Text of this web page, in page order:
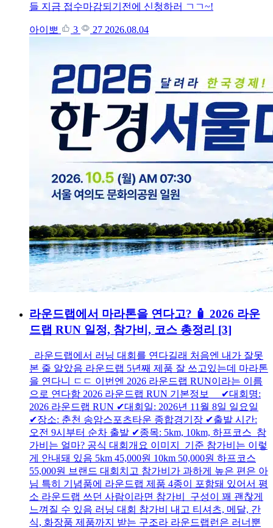
들 지금 접수마감되기전에 신청하러 ㄱㄱ~!
아이뽀 3 27 2026.08.04
라운드랩에서 마라톤을 연다고? 🧴 2026 라운
드랩 RUN 일정, 참가비, 코스 총정리 [3]
라운드랩에서 러닝 대회를 연다길래 처음엔 내가 잘못
본 줄 알았음 라운드랩 5년째 제품 잘 쓰고있는데 마라톤
을 연다니 ㄷㄷ 이번엔 2026 라운드랩 RUN이라는 이름
으로 연다함 2026 라운드랩 RUN 기본정보 ✔대회명:
2026 라운드랩 RUN ✔대회일: 2026년 11월 8일 일요일
✔장소: 춘천 송암스포츠타운 종합경기장 ✔출발 시간:
오전 9시부터 순차 출발 ✔종목: 5km, 10km, 하프코스 참
가비는 얼마? 공식 대회개요 이미지 기준 참가비는 이렇
게 안내돼 있음 5km 45,000원 10km 50,000원 하프코스
55,000원 브랜드 대회치고 참가비가 과하게 높은 편은 아
님 특히 기념품에 라운드랩 제품 4종이 포함돼 있어서 평
소 라운드랩 쓰던 사람이라면 참가비 구성이 꽤 괜찮게
느껴질 수 있음 러닝 대회 참가비 내고 티셔츠, 메달, 간
식, 화장품 제품까지 받는 구조라 라운드랩런은 러너뿐